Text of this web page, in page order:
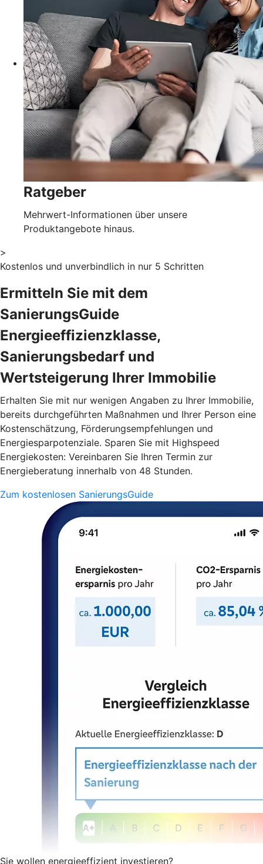
Ratgeber
Mehrwert-Informationen über unsere
Produktangebote hinaus.
>
Kostenlos und unverbindlich in nur 5 Schritten
Ermitteln Sie mit dem
SanierungsGuide
Energieeffizienzklasse,
Sanierungsbedarf und
Wertsteigerung Ihrer Immobilie
Erhalten Sie mit nur wenigen Angaben zu Ihrer Immobilie,
bereits durchgeführten Maßnahmen und Ihrer Person eine
Kostenschätzung, Förderungsempfehlungen und
Energiesparpotenziale. Sparen Sie mit Highspeed
Energiekosten: Vereinbaren Sie Ihren Termin zur
Energieberatung innerhalb von 48 Stunden.
Zum kostenlosen SanierungsGuide
Sie wollen energieeffizient investieren?